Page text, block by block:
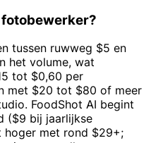
fotobewerker?
tussen ruwweg $5 en
het volume, wat
tot $0,60 per
met $20 tot $80 of meer
FoodShot AI begint
($9 bij jaarlijkse
hoger met rond $29+;